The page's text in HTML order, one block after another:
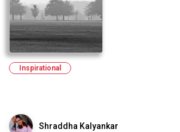
Inspirational
Shraddha Kalyankar